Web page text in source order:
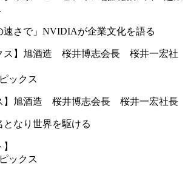
速さで」NVIDIAが企業文化を語る
ックス
】旭酒造 桜井博志会長 桜井一宏社長
となり世界を駆ける
ックス